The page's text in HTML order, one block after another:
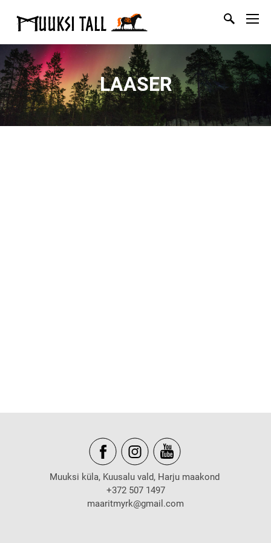
LAASER
Muuksi küla, Kuusalu vald, Harju maakond
+372 507 1497
maaritmyrk@gmail.com